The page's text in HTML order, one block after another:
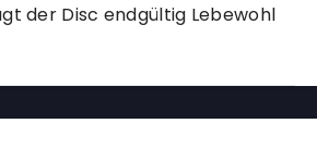
der Disc endgültig Lebewohl